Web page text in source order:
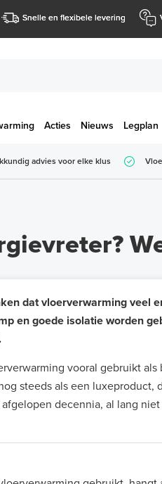
Snelle en flexibele levering
Acties Nieuws Legplan
advies voor elke klus
dat vloerverwarming veel
en goede isolatie worden
vooral gebruikt
steeds als een luxeproduct,
decennia, al lang